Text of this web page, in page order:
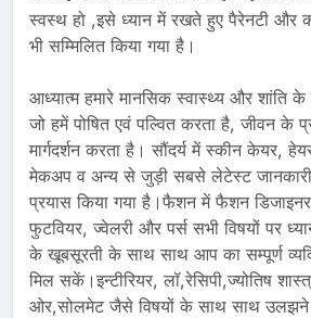
स्वस्थ हो ,इसे ध्यान में रखते हुए पैरेनटी और
भी सम्मिलित किया गया है।
आध्यात्म हमारे मानसिक स्वास्थ्य और शांति
जो हमें पोषित एवं पल्वित करता है, जीवन के
मार्गदर्शन करता है। सौंदर्य में स्कीन केयर,
मेकअप व अन्य से जुड़ी सबसे लेटेस्ट
प्रयास किया गया है।फैशन में फैशन
फुटवियर, ज्वेलरी और पर्स सभी विषयों पर
के खूबसूरती के साथ साथ आप का सम्पूर्ण
मिल सकें।इन्टीरियर, लॉ,रेसिपी,ज्योतिष
ओर,सोलमेट जैसे विषयों के साथ साथ उलझने